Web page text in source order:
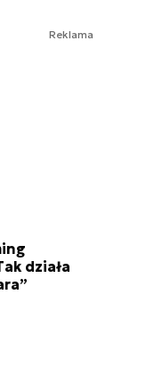
Reklama
działa